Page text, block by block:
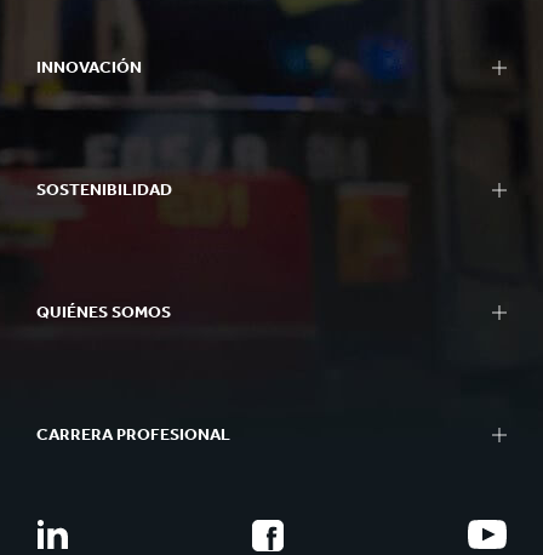
INNOVACIÓN
SOSTENIBILIDAD
QUIÉNES SOMOS
CARRERA PROFESIONAL